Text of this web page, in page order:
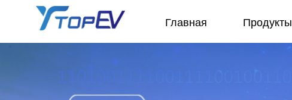
Главная Продукты